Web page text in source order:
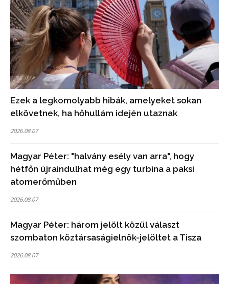
Ezek a legkomolyabb hibák, amelyeket sokan
elkövetnek, ha hőhullám idején utaznak
2026.08.07
Magyar Péter: "halvány esély van arra", hogy
hétfőn újraindulhat még egy turbina a paksi
atomerőműben
2026.08.07
Magyar Péter: három jelölt közül választ
szombaton köztársaságielnök-jelöltet a Tisza
2026.08.07